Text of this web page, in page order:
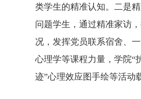
类学生的精准认知。二是
问题学生，通过精准家访
况，发挥党员联系宿舍、
心理学等课程力量，学院“
迹”心理效应图手绘等活动